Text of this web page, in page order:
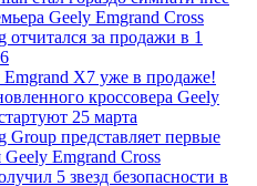
Geely Emgrand Cross
отчитался за продажи в 1
X7 уже в продаже!
кроссовера Geely
25 марта
Group представляет первые
Emgrand Cross
5 звезд безопасности в